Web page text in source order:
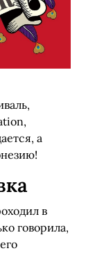
а
в
говорила,